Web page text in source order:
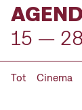
15 —
Tot Cinema